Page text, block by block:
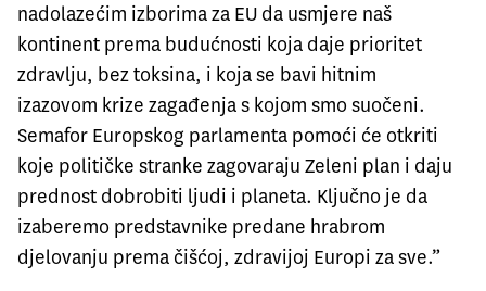
nadolazećim izborima za EU da usmjere naš
kontinent prema budućnosti koja daje prioritet
zdravlju, bez toksina, i koja se bavi hitnim
izazovom krize zagađenja s kojom smo suočeni.
Semafor Europskog parlamenta pomoći će otkriti
koje političke stranke zagovaraju Zeleni plan i daju
prednost dobrobiti ljudi i planeta. Ključno je da
izaberemo predstavnike predane hrabrom
djelovanju prema čišćoj, zdravijoj Europi za sve.”